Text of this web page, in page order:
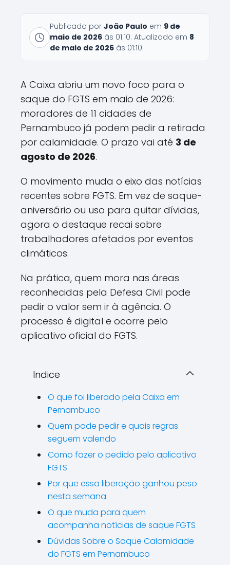
Publicado por João Paulo em 9 de
maio de 2026 às 01:10. Atualizado em 8
de maio de 2026 às 01:10.
A Caixa abriu um novo foco para o
saque do FGTS em maio de 2026:
moradores de 11 cidades de
Pernambuco já podem pedir a retirada
por calamidade. O prazo vai até 3 de
agosto de 2026.
O movimento muda o eixo das notícias
recentes sobre FGTS. Em vez de saque-
aniversário ou uso para quitar dívidas,
agora o destaque recai sobre
trabalhadores afetados por eventos
climáticos.
Na prática, quem mora nas áreas
reconhecidas pela Defesa Civil pode
pedir o valor sem ir à agência. O
processo é digital e ocorre pelo
aplicativo oficial do FGTS.
Indice
O que foi liberado pela Caixa em
Pernambuco
Quem pode pedir e quais regras
seguem valendo
Como fazer o pedido pelo aplicativo
FGTS
Por que essa liberação ganhou peso
nesta semana
O que muda para quem
acompanha notícias de saque FGTS
Dúvidas Sobre o Saque Calamidade
do FGTS em Pernambuco